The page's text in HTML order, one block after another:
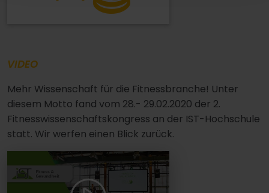
VIDEO
Mehr Wissenschaft für die Fitnessbranche! Unter
diesem Motto fand vom 28.- 29.02.2020 der 2.
Fitnesswissenschaftskongress an der IST-Hochschule
statt. Wir werfen einen Blick zurück.